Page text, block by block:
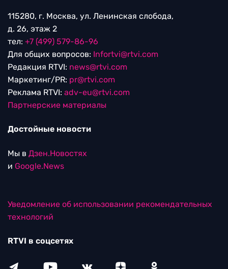
115280, г. Москва, ул. Ленинская слобода,
д. 26, этаж 2
тел: +7 (499) 579-86-96
Для общих вопросов: Infortvi@rtvi.com
Редакция RTVI: news@rtvi.com
Маркетинг/PR: pr@rtvi.com
Реклама RTVI: adv-eu@rtvi.com
Партнерские материалы
Достойные новости
Мы в Дзен.Новостях
и Google.News
Уведомление об использовании рекомендательных
технологий
RTVI в соцсетях